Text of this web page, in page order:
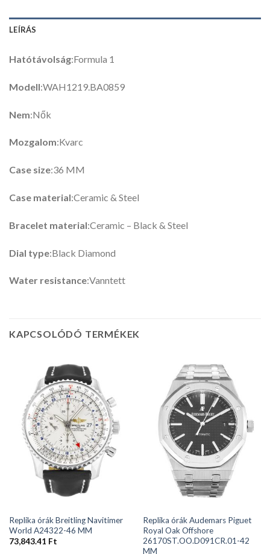
LEÍRÁS
Hatótávolság:Formula 1
Modell:WAH1219.BA0859
Nem:Nők
Mozgalom:Kvarc
Case size:36 MM
Case material:Ceramic & Steel
Bracelet material:Ceramic – Black & Steel
Dial type:Black Diamond
Water resistance:Vanntett
KAPCSOLÓDÓ TERMÉKEK
Replika órák Breitling Navitimer
World A24322-46 MM
73,843.41 Ft
Replika órák Audemars Piguet
Royal Oak Offshore
26170ST.OO.D091CR.01-42
MM